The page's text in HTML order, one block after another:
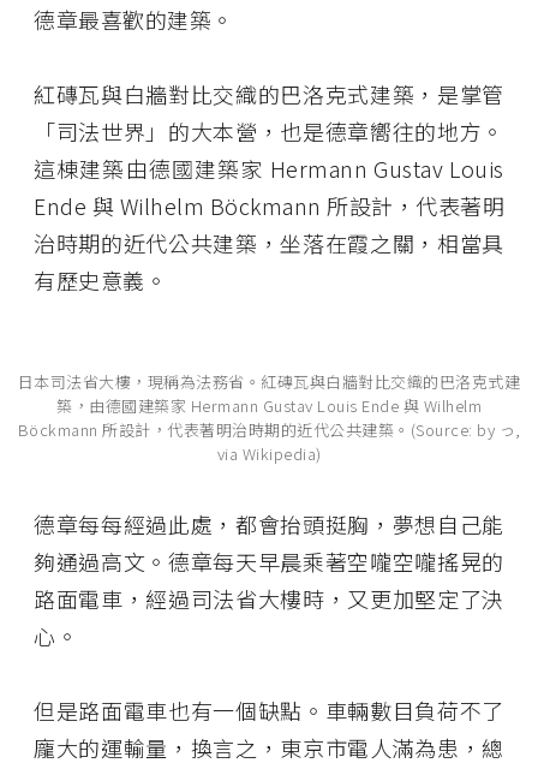
德章最喜歡的建築。
紅磚瓦與白牆對比交織的巴洛克式建築，是掌管
「司法世界」的大本營，也是德章嚮往的地方。
這棟建築由德國建築家 Hermann Gustav Louis
Ende 與 Wilhelm Böckmann 所設計，代表著明
治時期的近代公共建築，坐落在霞之關，相當具
有歷史意義。
日本司法省大樓，現稱為法務省。紅磚瓦與白牆對比交織的巴洛克式建
築，由德國建築家 Hermann Gustav Louis Ende 與 Wilhelm
Böckmann 所設計，代表著明治時期的近代公共建築。(Source: by っ,
via Wikipedia)
德章每每經過此處，都會抬頭挺胸，夢想自己能
夠通過高文。德章每天早晨乘著空嚨空嚨搖晃的
路面電車，經過司法省大樓時，又更加堅定了決
心。
但是路面電車也有一個缺點。車輛數目負荷不了
龐大的運輸量，換言之，東京市電人滿為患，總